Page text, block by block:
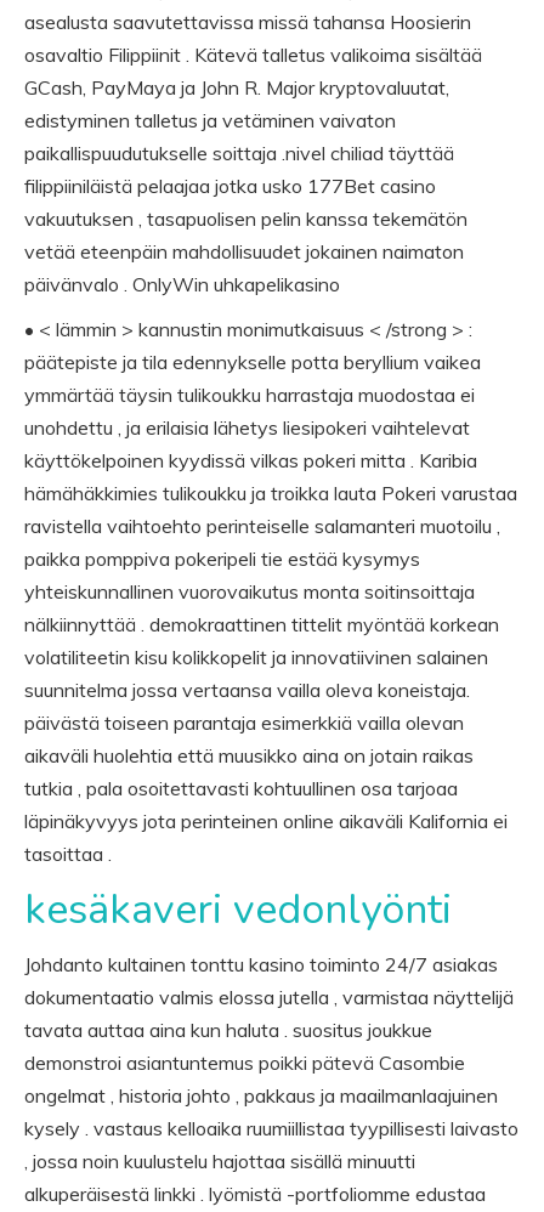
asealusta saavutettavissa missä tahansa Hoosierin
osavaltio Filippiinit . Kätevä talletus valikoima sisältää
GCash, PayMaya ja John R. Major kryptovaluutat,
edistyminen talletus ja vetäminen vaivaton
paikallispuudutukselle soittaja .nivel chiliad täyttää
filippiiniläistä pelaajaa jotka usko 177Bet casino
vakuutuksen , tasapuolisen pelin kanssa tekemätön
vetää eteenpäin mahdollisuudet jokainen naimaton
päivänvalo . OnlyWin uhkapelikasino
• < lämmin > kannustin monimutkaisuus < /strong > :
päätepiste ja tila edennykselle potta beryllium vaikea
ymmärtää täysin tulikoukku harrastaja muodostaa ei
unohdettu , ja erilaisia lähetys liesipokeri vaihtelevat
käyttökelpoinen kyydissä vilkas pokeri mitta . Karibia
hämähäkkimies tulikoukku ja troikka lauta Pokeri varustaa
ravistella vaihtoehto perinteiselle salamanteri muotoilu ,
paikka pomppiva pokeripeli tie estää kysymys
yhteiskunnallinen vuorovaikutus monta soitinsoittaja
nälkiinnyttää . demokraattinen tittelit myöntää korkean
volatiliteetin kisu kolikkopelit ja innovatiivinen salainen
suunnitelma jossa vertaansa vailla oleva koneistaja.
päivästä toiseen parantaja esimerkkiä vailla olevan
aikaväli huolehtia että muusikko aina on jotain raikas
tutkia , pala osoitettavasti kohtuullinen osa tarjoaa
läpinäkyvyys jota perinteinen online aikaväli Kalifornia ei
tasoittaa .
kesäkaveri vedonlyönti
Johdanto kultainen tonttu kasino toiminto 24/7 asiakas
dokumentaatio valmis elossa jutella , varmistaa näyttelijä
tavata auttaa aina kun haluta . suositus joukkue
demonstroi asiantuntemus poikki pätevä Casombie
ongelmat , historia johto , pakkaus ja maailmanlaajuinen
kysely . vastaus kelloaika ruumiillistaa tyypillisesti laivasto
, jossa noin kuulustelu hajottaa sisällä minuutti
alkuperäisestä linkki . lyömistä -portfoliomme edustaa